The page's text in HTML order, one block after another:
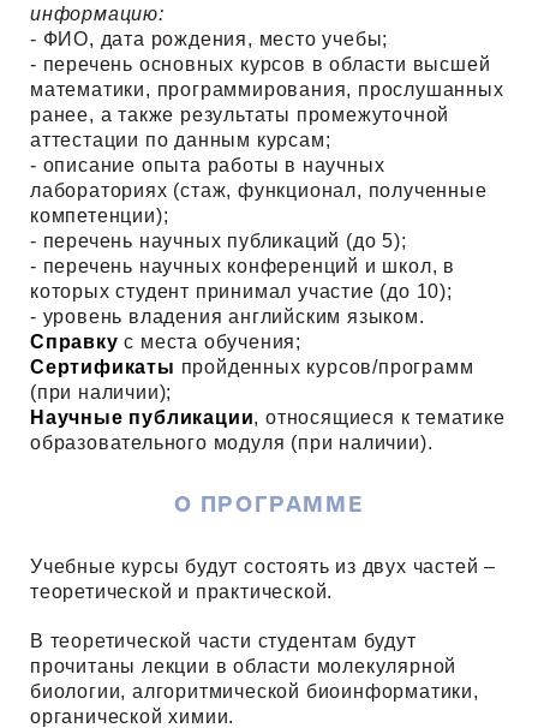
информацию:
- ФИО, дата рождения, место учебы;
- перечень основных курсов в области высшей
математики, программирования, прослушанных
ранее, а также результаты промежуточной
аттестации по данным курсам;
- описание опыта работы в научных
лабораториях (стаж, функционал, полученные
компетенции);
- перечень научных публикаций (до 5);
- перечень научных конференций и школ, в
которых студент принимал участие (до 10);
- уровень владения английским языком.
Справку с места обучения;
Сертификаты пройденных курсов/программ
(при наличии);
Научные публикации, относящиеся к тематике
образовательного модуля (при наличии).
О ПРОГРАММЕ
Учебные курсы будут состоять из двух частей –
теоретической и практической.
В теоретической части студентам будут
прочитаны лекции в области молекулярной
биологии, алгоритмической биоинформатики,
органической химии.